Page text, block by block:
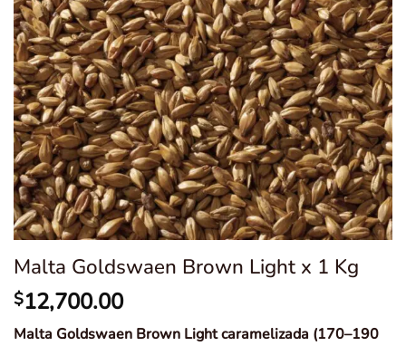
Malta Goldswaen Brown Light x 1 Kg
$12,700.00
Malta Goldswaen Brown Light caramelizada (170–190